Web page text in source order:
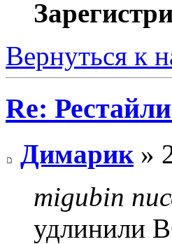
Вернуться к
Re:
Димарик»
migubin
удлинили